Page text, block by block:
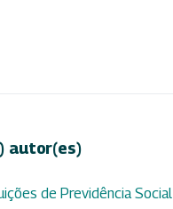
autor(es)
de Previdência Social